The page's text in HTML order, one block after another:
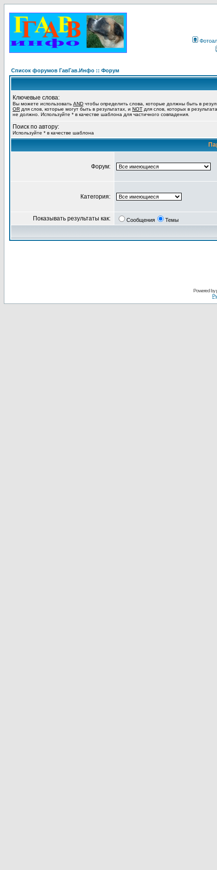
Список форумов ГавГав.Инфо :: Форум
Ключевые слова:
Вы можете использовать AND чтобы определить слова, которые должны быть в
OR для слов, которые могут быть в результатах, и NOT для слов, которых в
не должно. Используйте * в качестве шаблона для частичного совпадения.
Поиск по автору:
Используйте * в качестве шаблона
Форум:
Категория:
Показывать результаты как: Сообщения Темы
Powered by